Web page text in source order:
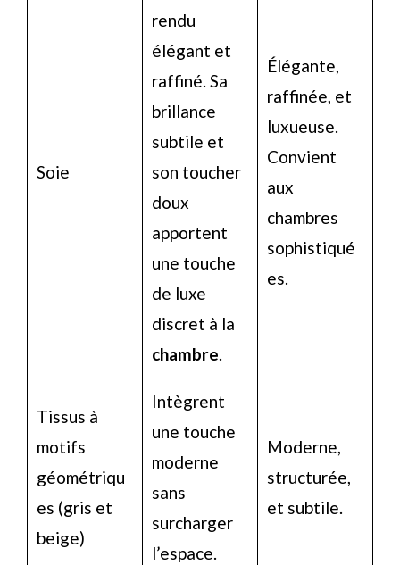
Soie
rendu
élégant et
raffiné. Sa
brillance
subtile et
son toucher
doux
apportent
une touche
de luxe
discret à la
chambre.
Élégante,
raffinée, et
luxueuse.
Convient
aux
chambres
sophistiqué
es.
Tissus à
motifs
géométriqu
es (gris et
beige)
Intègrent
une touche
moderne
sans
surcharger
l’espace.
Moderne,
structurée,
et subtile.